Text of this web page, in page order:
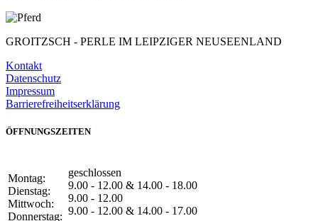
GROITZSCH - PERLE IM LEIPZIGER NEUSEENLAND
Kontakt
Datenschutz
Impressum
Barrierefreiheitserklärung
ÖFFNUNGSZEITEN
Montag:
Dienstag:
Mittwoch:
Donnerstag:
geschlossen
9.00 - 12.00 & 14.00 - 18.00
9.00 - 12.00
9.00 - 12.00 & 14.00 - 17.00